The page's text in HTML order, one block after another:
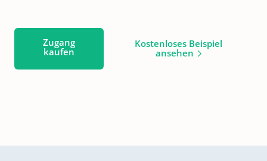
Zugang
kaufen
Kostenloses Beispiel
ansehen